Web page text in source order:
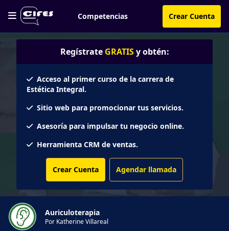
Competencias Crear Cuenta
Regístrate GRATIS y obtén:
Acceso al primer curso de la carrera de
Estética Integral.
Sitio web para promocionar tus servicios.
Asesoría para impulsar tu negocio online.
Herramienta CRM de ventas.
Crear Cuenta Agendar llamada
Auriculoterapia
Por Katherine Villareal